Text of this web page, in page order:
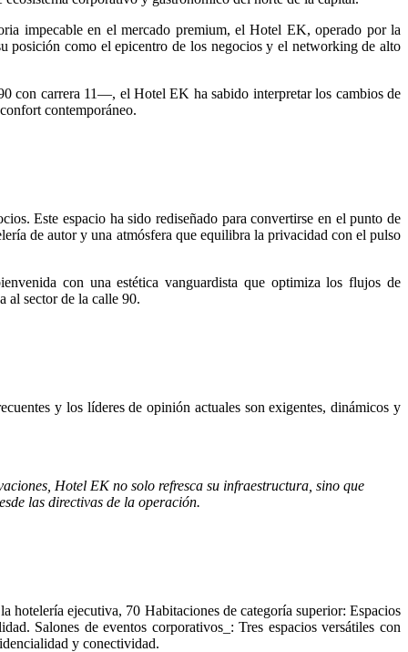
impecable en el mercado premium, el Hotel EK, operado por la
posición como el epicentro de los negocios y el networking de alto
con carrera 11—, el Hotel EK ha sabido interpretar los cambios de
contemporáneo.
Este espacio ha sido rediseñado para convertirse en el punto de
de autor y una atmósfera que equilibra la privacidad con el pulso
con una estética vanguardista que optimiza los flujos de
al sector de la calle 90.
y los líderes de opinión actuales son exigentes, dinámicos y
Hotel EK no solo refresca su infraestructura, sino que
las directivas de la operación.
hotelería ejecutiva, 70 Habitaciones de categoría superior: Espacios
Salones de eventos corporativos_: Tres espacios versátiles con
y conectividad.